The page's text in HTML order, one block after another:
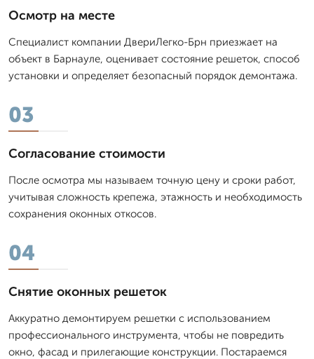
Осмотр на месте
Специалист компании ДвериЛегко-Брн приезжает на
объект в Барнауле, оценивает состояние решеток, способ
установки и определяет безопасный порядок демонтажа.
03
Согласование стоимости
После осмотра мы называем точную цену и сроки работ,
учитывая сложность крепежа, этажность и необходимость
сохранения оконных откосов.
04
Снятие оконных решеток
Аккуратно демонтируем решетки с использованием
профессионального инструмента, чтобы не повредить
окно, фасад и прилегающие конструкции. Постараемся